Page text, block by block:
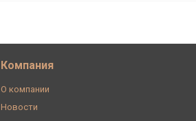
Компания
О компании
Новости